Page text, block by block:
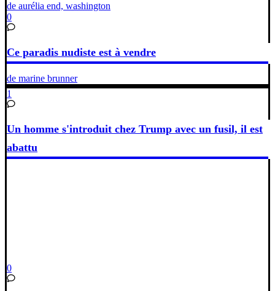
de aurélia end, washington
0
Ce paradis nudiste est à vendre
de marine brunner
1
Un homme s'introduit chez Trump avec un fusil, il est
abattu
0